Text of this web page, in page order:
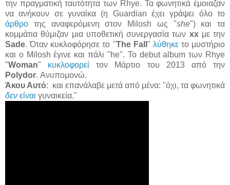
την πραγματική ταυτότητα των Rhye. Τα φωνητικά έμοιαζαν
να ανήκουν σε γυναίκα (η Guardian έχει γράψει όλο το
άρθρο της αναφερόμενη στον Milosh ως "she") και τα
κομμάτια θύμιζαν μια υποθετική συνεργασία των xx με την
Sade. Όταν κυκλοφόρησε το "The Fall " λύθηκετο μυστήριο
και ο Milosh έγινε και πάλι "he". To debut album των Rhye
"Woman" κυκλοφορεί τον Μάρτιο του 2013 από την
Polydor. Ανυπομονώ.
Άκου Αυτό: και επανάλαβε μετά από μένα: "όχι, τα φωνητικά
δεν είναι γυναικεία."